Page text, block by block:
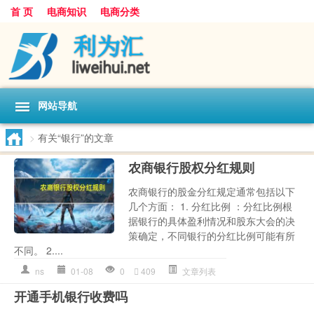
首 页 电商知识 电商分类
网站导航
> 有关“银行”的文章
农商银行股权分红规则
农商银行的股金分红规定通常包括以下
几个方面： 1. 分红比例 ：分红比例根
据银行的具体盈利情况和股东大会的决
策确定，不同银行的分红比例可能有所
不同。 2....
ns 01-08 0 409 文章列表
开通手机银行收费吗